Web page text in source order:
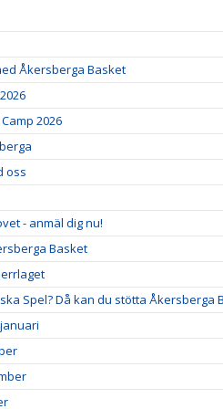
Åkersberga Basket
2026
oss
- anmäl dig nu!
Basket
Spel? Då kan du stötta Åkersberga